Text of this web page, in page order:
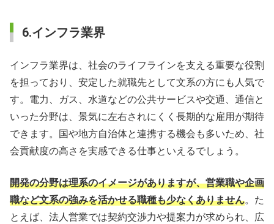
6.インフラ業界
インフラ業界は、社会のライフラインを支える重要な役割
を担っており、安定した就職先として文系の方にも人気で
す。電力、ガス、水道などの公共サービスや交通、通信と
いった分野は、景気に左右されにくく長期的な雇用が期待
できます。国や地方自治体と連携する機会も多いため、社
会貢献度の高さを実感できる仕事といえるでしょう。
開発の分野は理系のイメージがありますが、営業職や企画
職など文系の強みを活かせる職種も少なくありません。た
とえば、法人営業では契約交渉力や提案力が求められ、広